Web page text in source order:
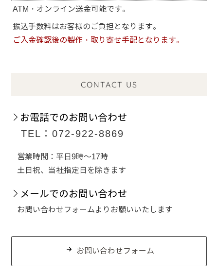
ATM・オンライン送金可能です。
振込手数料はお客様のご負担となります。
ご入金確認後の製作・取り寄せ手配となります。
CONTACT US
お電話でのお問い合わせ
TEL：072-922-8869
営業時間：平日9時～17時
土日祝、当社指定日を除きます
メールでのお問い合わせ
お問い合わせフォームよりお願いいたします
お問い合わせフォーム